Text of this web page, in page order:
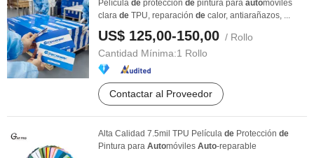
Película de protección de pintura para automóviles
clara de TPU, reparación de calor, antiarañazos, ...
US$ 125,00-150,00 / Rollo
Cantidad Mínima:1 Rollo
Contactar al Proveedor
Alta Calidad 7.5mil TPU Película de Protección de
Pintura para Automóviles Auto-reparable